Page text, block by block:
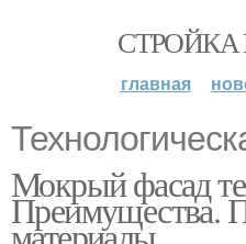
главная
Мокрый фасад
Преимущества.